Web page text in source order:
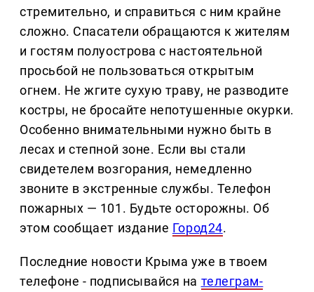
стремительно, и справиться с ним крайне
сложно. Спасатели обращаются к жителям
и гостям полуострова с настоятельной
просьбой не пользоваться открытым
огнем. Не жгите сухую траву, не разводите
костры, не бросайте непотушенные окурки.
Особенно внимательными нужно быть в
лесах и степной зоне. Если вы стали
свидетелем возгорания, немедленно
звоните в экстренные службы. Телефон
пожарных — 101. Будьте осторожны. Об
этом сообщает издание Город24.
Последние новости Крыма уже в твоем
телефоне - подписывайся на телеграм-